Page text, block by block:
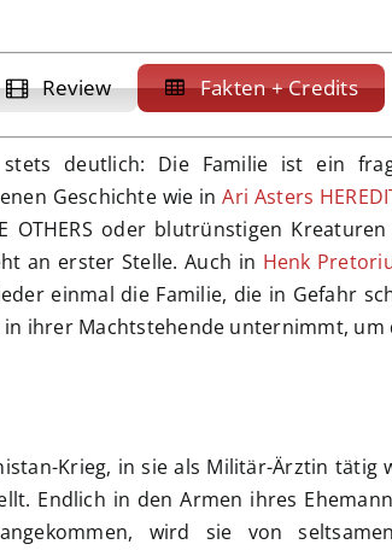
Review Fakten + Credits
deutlich: Die Familie ist ein
Geschichte wie inAri Asters
OTHERS oder blutrünstigen Kreaturen
an erster Stelle. Auch in Henk
einmal die Familie, die in Gefahr
in ihrer Machtstehende unternimmt, um
Krieg, in sie als Militär-Ärztin tätig
Endlich in den Armen ihres
wird sie von